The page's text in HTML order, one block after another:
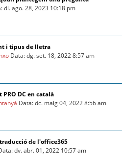
dl. ago. 28, 2023 10:18 pm
i tipus de lletra
Data: dg. set. 18, 2022 8:57 am
PRO DC en català
Data: dc. maig 04, 2022 8:56 am
de l'office365
dv. abr. 01, 2022 10:57 am